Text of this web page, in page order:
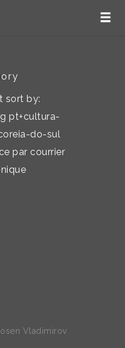
sort by:
pt+cultura-
do-sul
par courrier
Vladimirov